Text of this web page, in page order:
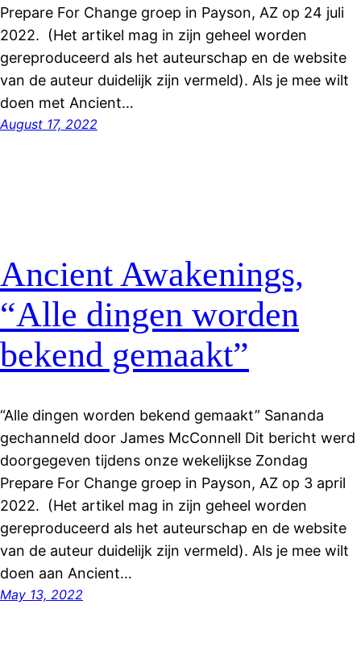
Prepare For Change groep in Payson, AZ op 24 juli
2022. (Het artikel mag in zijn geheel worden
gereproduceerd als het auteurschap en de website
van de auteur duidelijk zijn vermeld). Als je mee wilt
doen met Ancient…
August 17, 2022
Ancient Awakenings,
“Alle dingen worden
bekend gemaakt”
“Alle dingen worden bekend gemaakt” Sananda
gechanneld door James McConnell Dit bericht werd
doorgegeven tijdens onze wekelijkse Zondag
Prepare For Change groep in Payson, AZ op 3 april
2022. (Het artikel mag in zijn geheel worden
gereproduceerd als het auteurschap en de website
van de auteur duidelijk zijn vermeld). Als je mee wilt
doen aan Ancient…
May 13, 2022